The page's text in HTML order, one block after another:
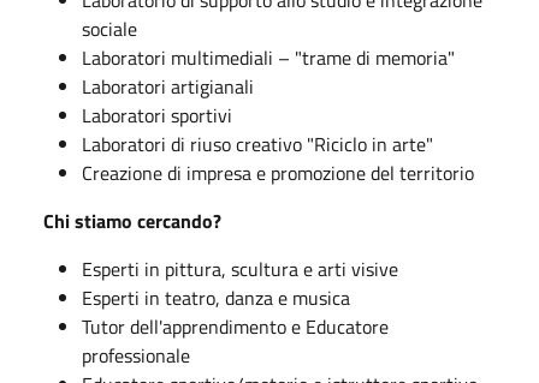
sociale
Laboratori multimediali – "trame di memoria"
Laboratori artigianali
Laboratori sportivi
Laboratori di riuso creativo "Riciclo in arte"
Creazione di impresa e promozione del territorio
Chi stiamo cercando?
Esperti in pittura, scultura e arti visive
Esperti in teatro, danza e musica
Tutor dell'apprendimento e Educatore
professionale